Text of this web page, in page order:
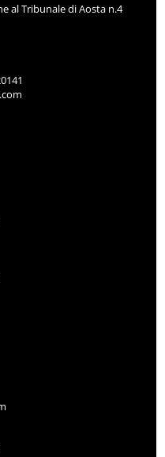
al Tribunale di Aosta n.4